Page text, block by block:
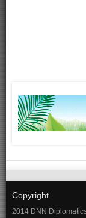
Copyright
2014 DNN